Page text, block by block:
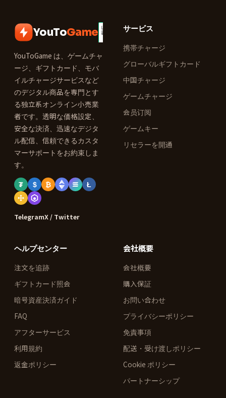
YouToGame
YouToGame は、ゲームチャ
ージ、ギフトカード、モバ
イルチャージサービスなど
のデジタル商品を専門とす
る独立系オンライン小売業
者です。透明な価格設定、
安全な決済、迅速なデジタ
ル配信、信頼できるカスタ
マーサポートをお約束しま
す。
₮ $ ₿ Ł
TelegramX / Twitter
サービス
携帯チャージ
グローバルギフトカード
中国チャージ
ゲームチャージ
会员订阅
ゲームキー
リセラーを開通
ヘルプセンター
注文を追跡
ギフトカード照会
暗号資産決済ガイド
FAQ
アフターサービス
利用規約
返金ポリシー
会社概要
会社概要
購入保証
お問い合わせ
プライバシーポリシー
免責事項
配送・受け渡しポリシー
Cookie ポリシー
パートナーシップ